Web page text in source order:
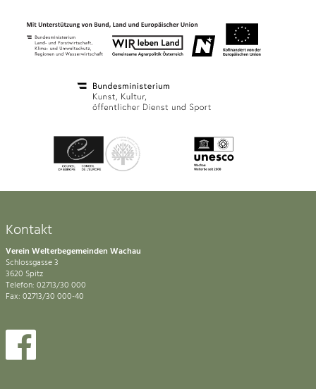
Kontakt
Verein Welterbegemeinden Wachau
Schlossgasse 3
3620 Spitz
Telefon: 02713/30 000
Fax: 02713/30 000-40